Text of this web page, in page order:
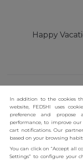
Happy
connect
client services
In addition to the cookies
website, FEDSHI uses
preference and propose
performance, to improve
cart notifications. Our
based on your browsing
You can click on “Accept all
Settings” to configure your